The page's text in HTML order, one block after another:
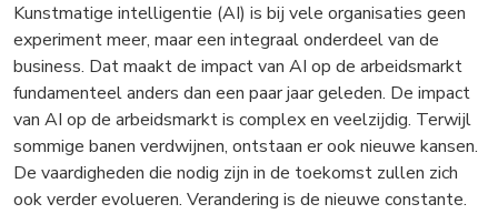
Kunstmatige intelligentie (AI) is bij vele organisaties geen
experiment meer, maar een integraal onderdeel van de
business. Dat maakt de impact van AI op de arbeidsmarkt
fundamenteel anders dan een paar jaar geleden. De impact
van AI op de arbeidsmarkt is complex en veelzijdig. Terwijl
sommige banen verdwijnen, ontstaan er ook nieuwe kansen.
De vaardigheden die nodig zijn in de toekomst zullen zich
ook verder evolueren. Verandering is de nieuwe constante.